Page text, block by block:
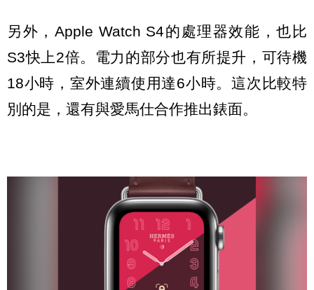
另外，Apple Watch S4的處理器效能，也比
S3快上2倍。電力的部分也有所提升，可待機
18小時，室外連續使用達6小時。這次比較特
別的是，還有與愛馬仕合作推出錶面。